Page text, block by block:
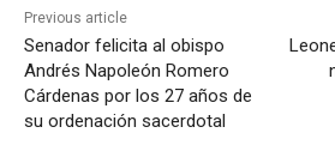
Previous article
Senador felicita al obispo
Andrés Napoleón Romero
Cárdenas por los 27 años de
su ordenación sacerdotal